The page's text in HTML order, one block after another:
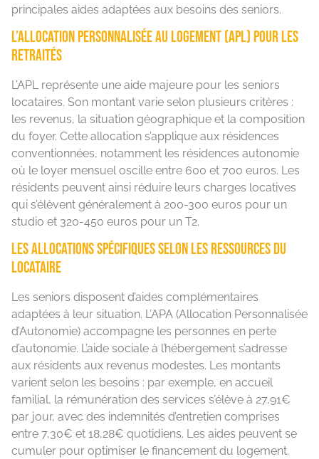
principales aides adaptées aux besoins des seniors.
L’allocation personnalisée au logement (APL) pour les
retraités
L’APL représente une aide majeure pour les seniors
locataires. Son montant varie selon plusieurs critères :
les revenus, la situation géographique et la composition
du foyer. Cette allocation s’applique aux résidences
conventionnées, notamment les résidences autonomie
où le loyer mensuel oscille entre 600 et 700 euros. Les
résidents peuvent ainsi réduire leurs charges locatives
qui s’élèvent généralement à 200-300 euros pour un
studio et 320-450 euros pour un T2.
Les allocations spécifiques selon les ressources du
locataire
Les seniors disposent d’aides complémentaires
adaptées à leur situation. L’APA (Allocation Personnalisée
d’Autonomie) accompagne les personnes en perte
d’autonomie. L’aide sociale à l’hébergement s’adresse
aux résidents aux revenus modestes. Les montants
varient selon les besoins : par exemple, en accueil
familial, la rémunération des services s’élève à 27,91€
par jour, avec des indemnités d’entretien comprises
entre 7,30€ et 18,28€ quotidiens. Les aides peuvent se
cumuler pour optimiser le financement du logement.